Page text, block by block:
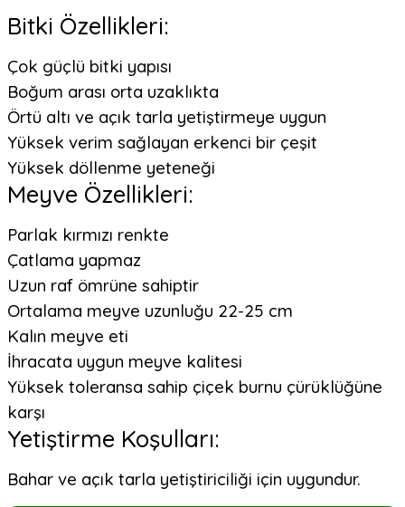
Bitki Özellikleri:
Çok güçlü bitki yapısı
Boğum arası orta uzaklıkta
Örtü altı ve açık tarla yetiştirmeye uygun
Yüksek verim sağlayan erkenci bir çeşit
Yüksek döllenme yeteneği
Meyve Özellikleri:
Parlak kırmızı renkte
Çatlama yapmaz
Uzun raf ömrüne sahiptir
Ortalama meyve uzunluğu 22-25 cm
Kalın meyve eti
İhracata uygun meyve kalitesi
Yüksek toleransa sahip çiçek burnu çürüklüğüne
karşı
Yetiştirme Koşulları:
Bahar ve açık tarla yetiştiriciliği için uygundur.